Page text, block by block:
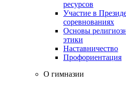
ресурсов
Участие в
соревнованиях
Основы
этики
Наставничество
Профориентация
О гимназии